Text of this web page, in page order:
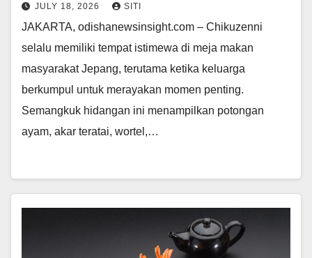
JULY 18, 2026 SITI
JAKARTA, odishanewsinsight.com – Chikuzenni
selalu memiliki tempat istimewa di meja makan
masyarakat Jepang, terutama ketika keluarga
berkumpul untuk merayakan momen penting.
Semangkuk hidangan ini menampilkan potongan
ayam, akar teratai, wortel,…